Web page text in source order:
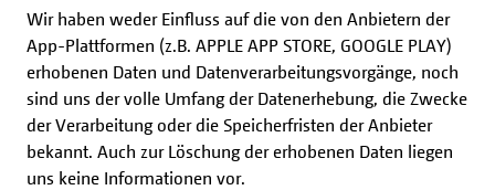
Wir haben weder Einfluss auf die von den Anbietern der
App-Plattformen (z.B. APPLE APP STORE, GOOGLE PLAY)
erhobenen Daten und Datenverarbeitungsvorgänge, noch
sind uns der volle Umfang der Datenerhebung, die Zwecke
der Verarbeitung oder die Speicherfristen der Anbieter
bekannt. Auch zur Löschung der erhobenen Daten liegen
uns keine Informationen vor.